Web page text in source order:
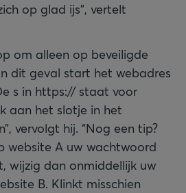
op glad ijs”, vertelt
om alleen op beveiligde
dit geval start het webadres
s in https:// staat voor
aan het slotje in het
vervolgt hij. “Nog een tip?
website A uw wachtwoord
wijzig dan onmiddellijk uw
B. Klinkt misschien